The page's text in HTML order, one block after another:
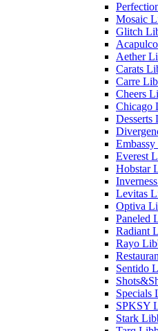
Mosaic
Glitch
Aether
Carats
Carre
Cheers
Chicago
Desserts
Everest
Hobstar
Levitas
Optiva
Paneled
Radiant
Rayo
Sentido
Specials
SPKSY
Stark